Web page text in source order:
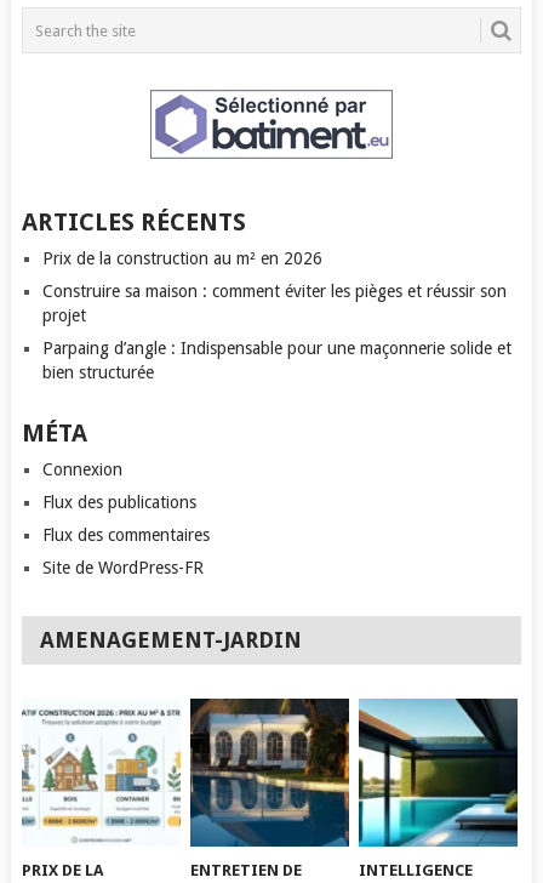
ARTICLES RÉCENTS
Prix de la construction au m² en 2026
Construire sa maison : comment éviter les pièges et réussir son
projet
Parpaing d’angle : Indispensable pour une maçonnerie solide et
bien structurée
MÉTA
Connexion
Flux des publications
Flux des commentaires
Site de WordPress-FR
AMENAGEMENT-JARDIN
PRIX DE LA
ENTRETIEN DE
INTELLIGENCE